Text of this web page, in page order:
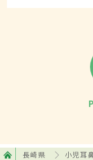
長崎県 小児耳